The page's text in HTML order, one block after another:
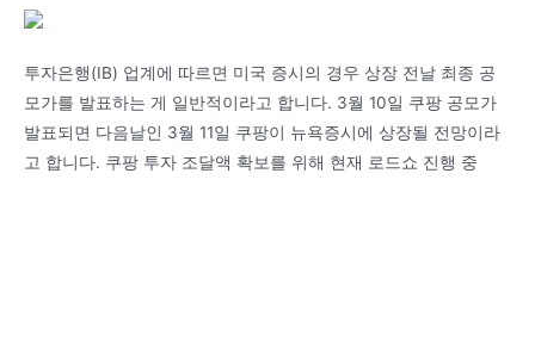
투자은행(IB) 업계에 따르면 미국 증시의 경우 상장 전날 최종 공
모가를 발표하는 게 일반적이라고 합니다. 3월 10일 쿠팡 공모가
발표되면 다음날인 3월 11일 쿠팡이 뉴욕증시에 상장될 전망이라
고 합니다. 쿠팡 투자 조달액 확보를 위해 현재 로드쇼 진행 중